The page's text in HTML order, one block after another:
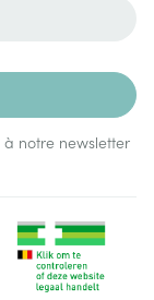
notre newsletter